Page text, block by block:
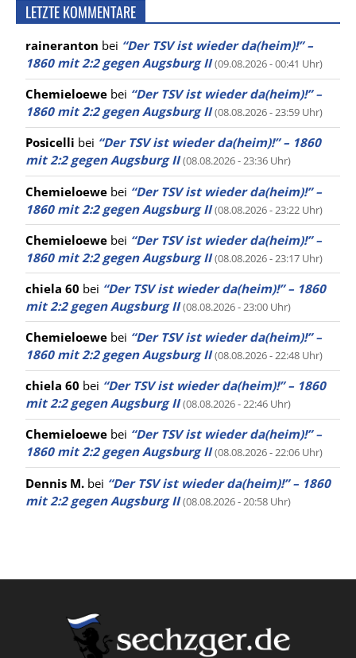
LETZTE KOMMENTARE
raineranton bei “Der TSV ist wieder da(heim)!” –
1860 mit 2:2 gegen Augsburg II (09.08.2026 - 00:41 Uhr)
Chemieloewe bei “Der TSV ist wieder da(heim)!” –
1860 mit 2:2 gegen Augsburg II (08.08.2026 - 23:59 Uhr)
Posicelli bei “Der TSV ist wieder da(heim)!” – 1860
mit 2:2 gegen Augsburg II (08.08.2026 - 23:36 Uhr)
Chemieloewe bei “Der TSV ist wieder da(heim)!” –
1860 mit 2:2 gegen Augsburg II (08.08.2026 - 23:22 Uhr)
Chemieloewe bei “Der TSV ist wieder da(heim)!” –
1860 mit 2:2 gegen Augsburg II (08.08.2026 - 23:17 Uhr)
chiela 60 bei “Der TSV ist wieder da(heim)!” – 1860
mit 2:2 gegen Augsburg II (08.08.2026 - 23:00 Uhr)
Chemieloewe bei “Der TSV ist wieder da(heim)!” –
1860 mit 2:2 gegen Augsburg II (08.08.2026 - 22:48 Uhr)
chiela 60 bei “Der TSV ist wieder da(heim)!” – 1860
mit 2:2 gegen Augsburg II (08.08.2026 - 22:46 Uhr)
Chemieloewe bei “Der TSV ist wieder da(heim)!” –
1860 mit 2:2 gegen Augsburg II (08.08.2026 - 22:06 Uhr)
Dennis M. bei “Der TSV ist wieder da(heim)!” – 1860
mit 2:2 gegen Augsburg II (08.08.2026 - 20:58 Uhr)